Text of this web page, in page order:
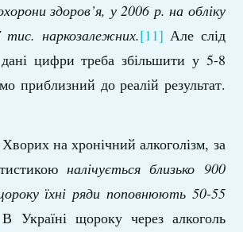
здоров’я, у 2006 р. на обліку
тис. наркозалежних.[11] Але слід
цифри треба збільшити у 5-8
приблизний до реалій результат.
на хронічний алкоголізм, за
налічується близько 900
їхні ряди поповнюють 50-55
В Україні щороку через алкоголь